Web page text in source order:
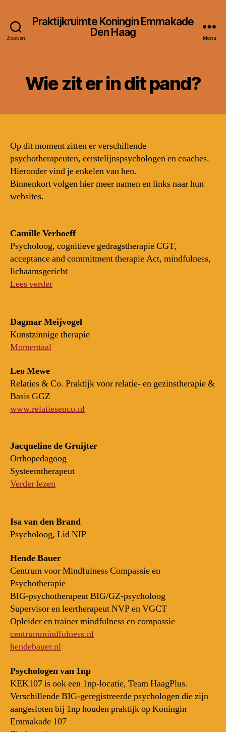
Zoeken
Praktijkruimte Koningin Emmakade
Den Haag
Menu
Wie zit er in dit pand?
Op dit moment zitten er verschillende
psychotherapeuten, eerstelijnspsychologen en coaches.
Hieronder vind je enkelen van hen.
Binnenkort volgen hier meer namen en links naar hun
websites.
Camille Verhoeff
Psycholoog, cognitieve gedragstherapie CGT,
acceptance and commitment therapie Act, mindfulness,
lichaamsgericht
Lees verder
Dagmar Meijvogel
Kunstzinnige therapie
Momentaal
Leo Mewe
Relaties & Co. Praktijk voor relatie- en gezinstherapie &
Basis GGZ
www.relatiesenco.nl
Jacqueline de Gruijter
Orthopedagoog
Systeemtherapeut
Verder lezen
Isa van den Brand
Psycholoog, Lid NIP
Hende Bauer
Centrum voor Mindfulness Compassie en
Psychotherapie
BIG-psychotherapeut BIG/GZ-psycholoog
Supervisor en leertherapeut NVP en VGCT
Opleider en trainer mindfulness en compassie
centrummindfulness.nl
hendebauer.nl
Psychologen van 1np
KEK107 is ook een 1np-locatie, Team HaagPlus.
Verschillende BIG-geregistreerde psychologen die zijn
aangesloten bij 1np houden praktijk op Koningin
Emmakade 107